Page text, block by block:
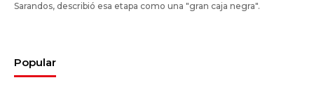
Sarandos, describió esa etapa como una "gran caja negra".
Popular